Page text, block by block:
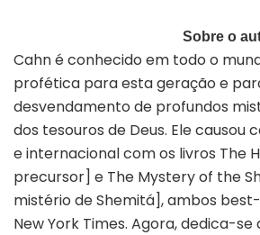
Sobre o
Cahn é conhecido em todo o
profética para esta geração e
desvendamento de profundos
dos tesouros de Deus. Ele causou
e internacional com os livros The
precursor] e The Mystery of the
mistério de Shemitá], ambos
New York Times. Agora, dedica-